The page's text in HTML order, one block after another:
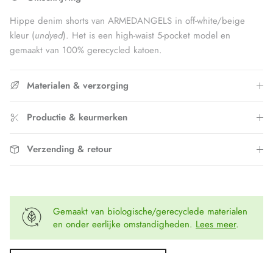
Hippe denim shorts van ARMEDANGELS in off-white/beige
kleur (undyed). Het is een high-waist 5-pocket model en
gemaakt van 100% gerecycled katoen.
Materialen & verzorging
Productie & keurmerken
Verzending & retour
Gemaakt van biologische/gerecyclede materialen
en onder eerlijke omstandigheden. Lees meer.